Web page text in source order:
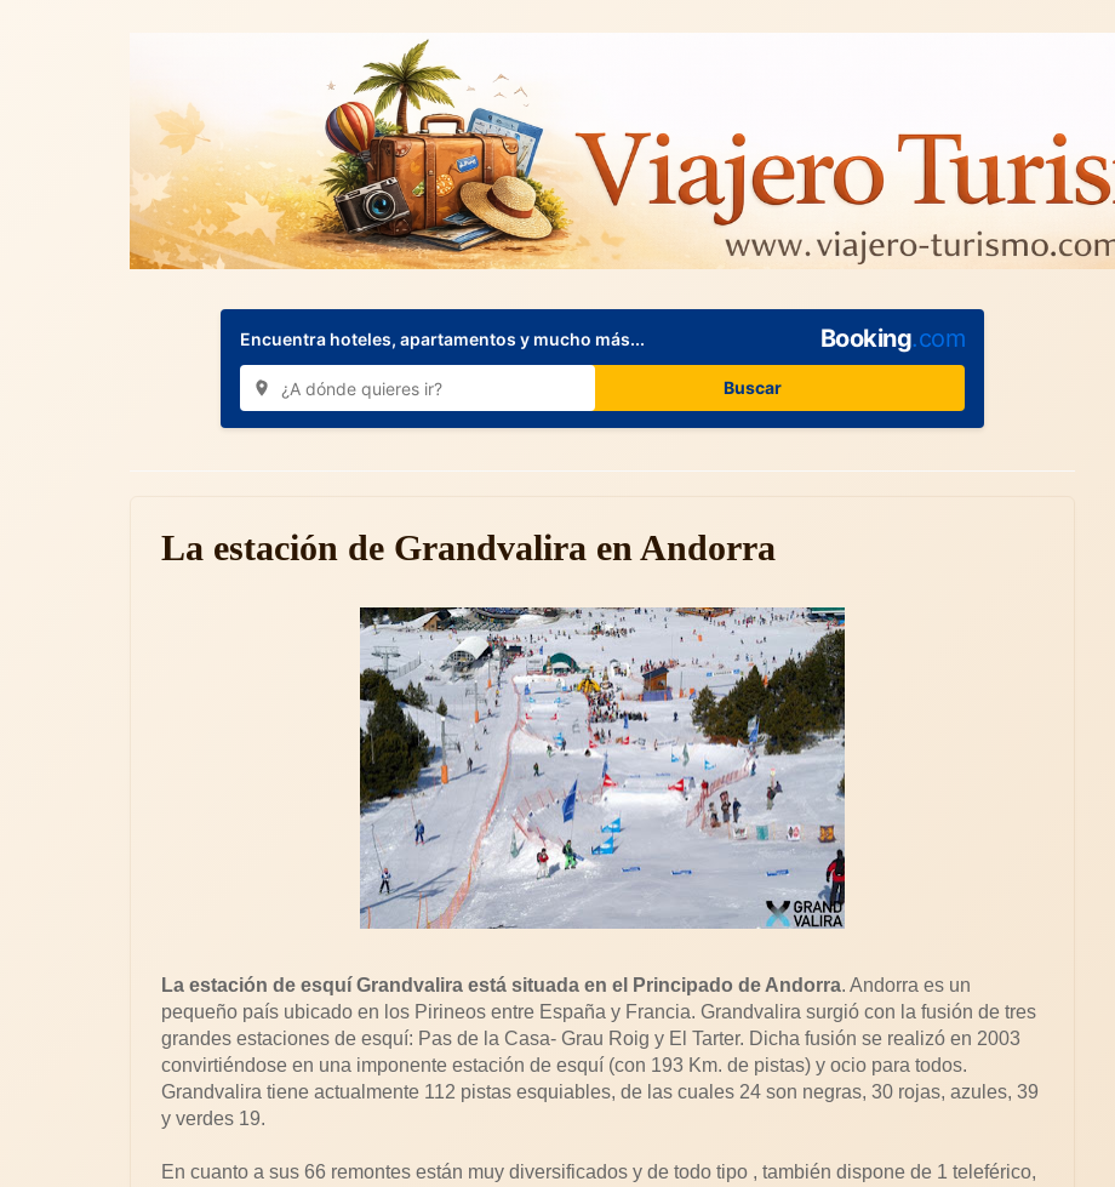
Encuentra hoteles, apartamentos y mucho más... Booking.com
Buscar
La estación de Grandvalira en Andorra
La estación de esquí Grandvalira está situada en el Principado de Andorra. Andorra es un
pequeño país ubicado en los Pirineos entre España y Francia. Grandvalira surgió con la fusión de tres
grandes estaciones de esquí: Pas de la Casa- Grau Roig y El Tarter. Dicha fusión se realizó en 2003
convirtiéndose en una imponente estación de esquí (con 193 Km. de pistas) y ocio para todos.
Grandvalira tiene actualmente 112 pistas esquiables, de las cuales 24 son negras, 30 rojas, azules, 39
y verdes 19.
En cuanto a sus 66 remontes están muy diversificados y de todo tipo , también dispone de 1 teleférico,